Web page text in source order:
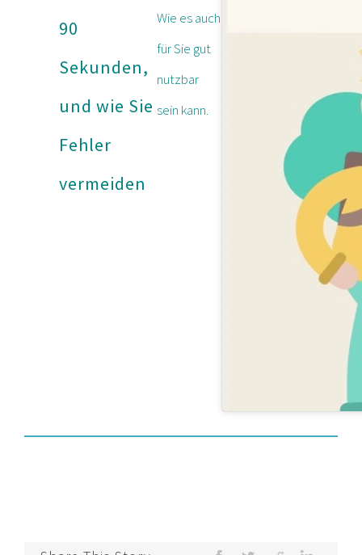
90
Sekunden,
und wie Sie
Fehler
vermeiden
Wie es auch
für Sie gut
nutzbar
sein kann.